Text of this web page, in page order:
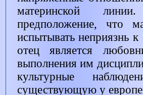
материнской
предположение, что
испытывать неприязнь
отец является
выполнения им
культурные
существующую у